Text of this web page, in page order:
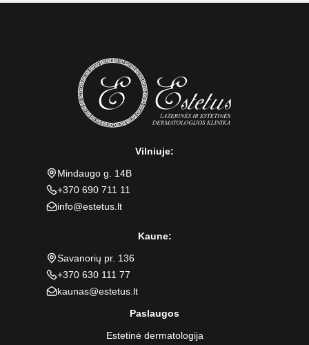
Vilniuje:
Mindaugo g. 14B
+370 690 711 11
info@estetus.lt
Kaune:
Savanorių pr. 136
+370 630 111 77
kaunas@estetus.lt
Paslaugos
Estetinė dermatologija